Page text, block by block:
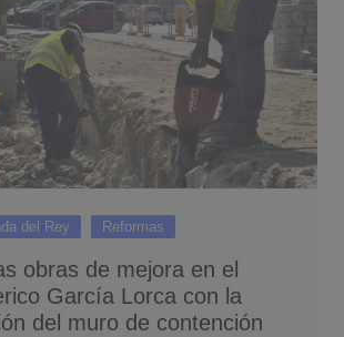
del Rey Reformas
obras de mejora en el
García Lorca con la
del muro de contención